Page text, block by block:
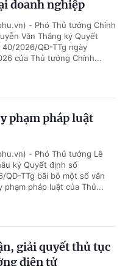
doanh nghiệp
- Phó Thủ tướng Chính
Văn Thắng ký Quyết
40/2026/QĐ-TTg ngày
của Thủ tướng Chính...
phạm pháp luật
- Phó Thủ tướng Lê
ký Quyết định số
QĐ-TTg bãi bỏ một số văn
phạm pháp luật của Thủ...
giải quyết thủ tục
điện tử